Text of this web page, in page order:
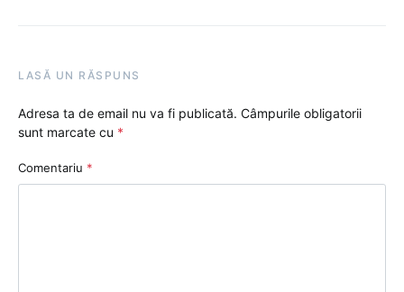
LASĂ UN RĂSPUNS
Adresa ta de email nu va fi publicată. Câmpurile obligatorii
sunt marcate cu *
Comentariu *